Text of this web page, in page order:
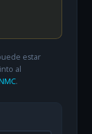
estar
al
.